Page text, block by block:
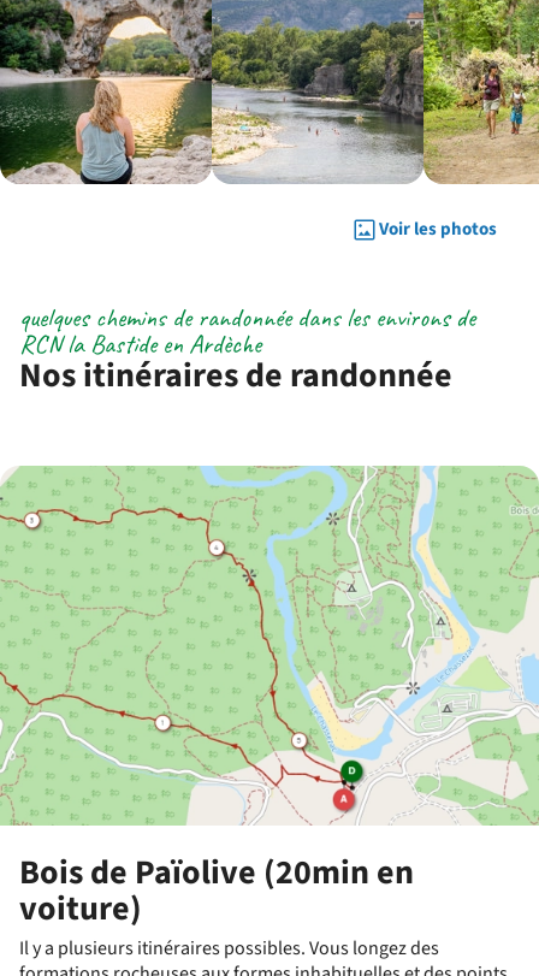
Voir les photos
Nos itinéraires de randonnée
quelques chemins de randonnée dans les environs de
RCN la Bastide en Ardèche
Bois de Païolive (20min en
voiture)
Il y a plusieurs itinéraires possibles. Vous longez des